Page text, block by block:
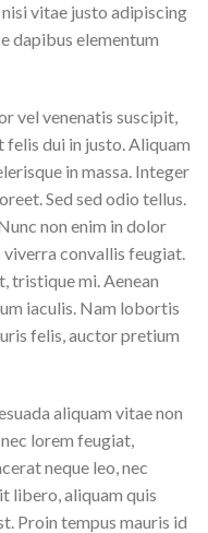
nisi vitae justo adipiscing
dapibus elementum
vel venenatis suscipit,
dui in justo. Aliquam
in massa. Integer
Sed sed odio tellus.
non enim in dolor
viverra convallis feugiat.
tristique mi. Aenean
iaculis. Nam lobortis
felis, auctor pretium
aliquam vitae non
lorem feugiat,
neque leo, nec
libero, aliquam quis
Proin tempus mauris id